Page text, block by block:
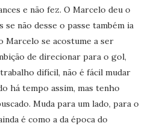
e não fez. O Marcelo deu o
se não desse o passe também ia
Marcelo se acostume a ser
de direcionar para o gol,
difícil, não é fácil mudar
há tempo assim, mas tenho
Muda para um lado, para o
é como a da época do